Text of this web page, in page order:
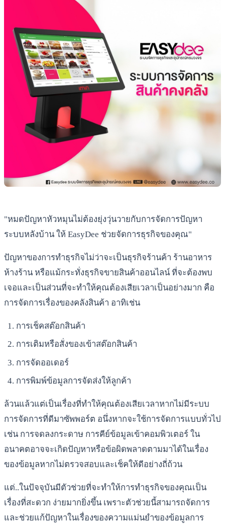
"หมดปัญหาหัวหมุนไม่ต้องยุ่งวุ่นวายกับการจัดการปัญหา
ระบบหลังบ้าน ให้ EasyDee ช่วยจัดการธุรกิจของคุณ"
ปัญหาของการทำธุรกิจไม่ว่าจะเป็นธุรกิจร้านค้า ร้านอาหาร
ห้างร้าน หรือแม้กระทั่งธุรกิจขายสินค้าออนไลน์ ที่จะต้องพบ
เจอและเป็นส่วนที่จะทำให้คุณต้องเสียเวลาเป็นอย่างมาก คือ
การจัดการเรื่องของคลังสินค้า อาทิเช่น
การเช็คสต๊อกสินค้า
การเติมหรือสั่งของเข้าสต๊อกสินค้า
การจัดออเดอร์
การพิมพ์ข้อมูลการจัดส่งให้ลูกค้า
ล้วนแล้วแต่เป็นเรื่องที่ทำให้คุณต้องเสียเวลาหากไม่มีระบบ
การจัดการที่ดีมาซัพพอร์ต อนึ่งหากจะใช้การจัดการแบบทั่วไป
เช่น การจดลงกระดาษ การคีย์ข้อมูลเข้าคอมพิวเตอร์ ใน
อนาคตอาจจะเกิดปัญหาหรือข้อผิดพลาดตามมาได้ในเรื่อง
ของข้อมูลหากไม่ตรวจสอบและเช็คให้ดีอย่างถี่ถ้วน
แต่..ในปัจจุบันมีตัวช่วยที่จะทำให้การทำธุรกิจของคุณเป็น
เรื่องที่สะดวก ง่ายมากยิ่งขึ้น เพราะตัวช่วยนี้สามารถจัดการ
และช่วยแก้ปัญหาในเรื่องของความแม่นยำของข้อมูลการ